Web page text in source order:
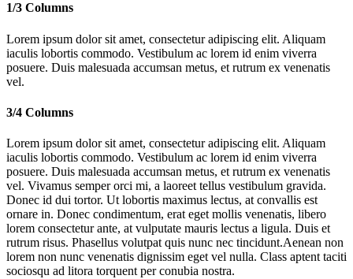
1/3 Columns
Lorem ipsum dolor sit amet, consectetur adipiscing elit. Aliquam
iaculis lobortis commodo. Vestibulum ac lorem id enim viverra
posuere. Duis malesuada accumsan metus, et rutrum ex venenatis
vel.
3/4 Columns
Lorem ipsum dolor sit amet, consectetur adipiscing elit. Aliquam
iaculis lobortis commodo. Vestibulum ac lorem id enim viverra
posuere. Duis malesuada accumsan metus, et rutrum ex venenatis
vel. Vivamus semper orci mi, a laoreet tellus vestibulum gravida.
Donec id dui tortor. Ut lobortis maximus lectus, at convallis est
ornare in. Donec condimentum, erat eget mollis venenatis, libero
lorem consectetur ante, at vulputate mauris lectus a ligula. Duis et
rutrum risus. Phasellus volutpat quis nunc nec tincidunt.Aenean non
lorem non nunc venenatis dignissim eget vel nulla. Class aptent taciti
sociosqu ad litora torquent per conubia nostra.